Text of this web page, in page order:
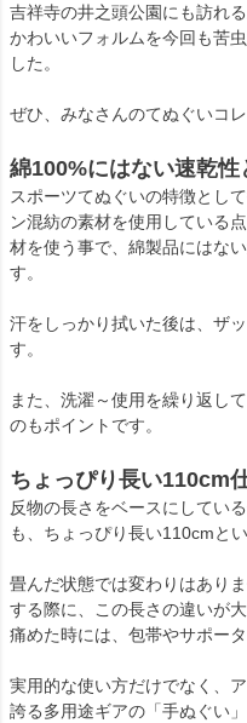
吉祥寺の井之頭公園にも訪れる
かわいいフォルムを今回も苦
した。
ぜひ、みなさんのてぬぐいコ
綿100%にはない速乾性
スポーツてぬぐいの特徴とし
ン混紡の素材を使用している
材を使う事で、綿製品にはな
す。
汗をしっかり拭いた後は、ザ
す。
また、洗濯～使用を繰り返し
のもポイントです。
ちょっぴり長い110cm
反物の長さをベースにしてい
も、ちょっぴり長い110cmと
畳んだ状態では変わりはあり
する際に、この長さの違いが
痛めた時には、包帯やサポー
実用的な使い方だけでなく、
誇る多用途ギアの「手ぬぐい